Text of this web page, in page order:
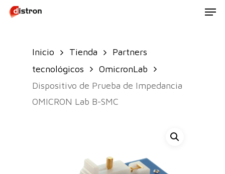
Skip
Inicio Tienda
Partners
tecnológicos
OmicronLab
Dispositivo de Prueba de Impedancia
OMICRON Lab B-SMC